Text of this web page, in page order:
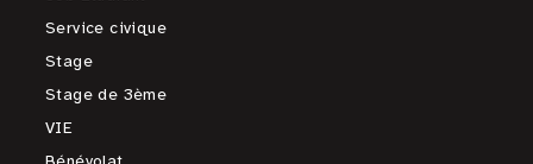
Service civique
Stage
Stage de 3ème
VIE